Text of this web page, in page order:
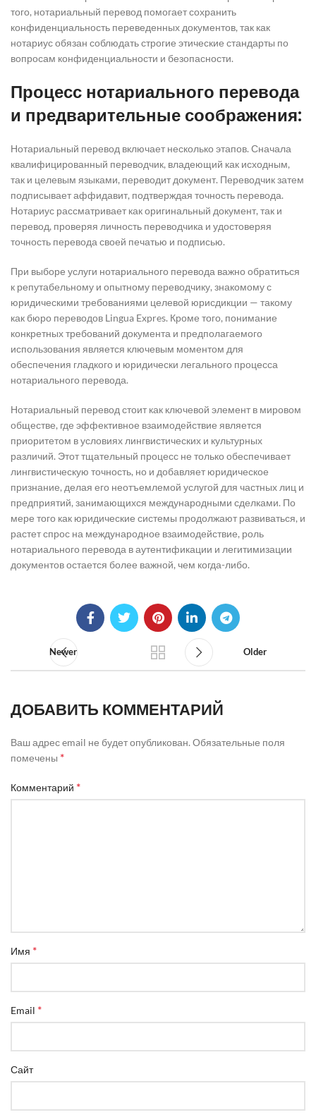
того, нотариальный перевод помогает сохранить
конфиденциальность переведенных документов, так как
нотариус обязан соблюдать строгие этические стандарты по
вопросам конфиденциальности и безопасности.
Процесс нотариального перевода
и предварительные соображения:
Нотариальный перевод включает несколько этапов. Сначала
квалифицированный переводчик, владеющий как исходным,
так и целевым языками, переводит документ. Переводчик затем
подписывает аффидавит, подтверждая точность перевода.
Нотариус рассматривает как оригинальный документ, так и
перевод, проверяя личность переводчика и удостоверяя
точность перевода своей печатью и подписью.
При выборе услуги нотариального перевода важно обратиться
к репутабельному и опытному переводчику, знакомому с
юридическими требованиями целевой юрисдикции — такому
как бюро переводов Lingua Expres. Кроме того, понимание
конкретных требований документа и предполагаемого
использования является ключевым моментом для
обеспечения гладкого и юридически легального процесса
нотариального перевода.
Нотариальный перевод стоит как ключевой элемент в мировом
обществе, где эффективное взаимодействие является
приоритетом в условиях лингвистических и культурных
различий. Этот тщательный процесс не только обеспечивает
лингвистическую точность, но и добавляет юридическое
признание, делая его неотъемлемой услугой для частных лиц и
предприятий, занимающихся международными сделками. По
мере того как юридические системы продолжают развиваться, и
растет спрос на международное взаимодействие, роль
нотариального перевода в аутентификации и легитимизации
документов остается более важной, чем когда-либо.
Newer Older
ДОБАВИТЬ КОММЕНТАРИЙ
Ваш адрес email не будет опубликован. Обязательные поля
помечены *
Комментарий *
Имя *
Email *
Сайт